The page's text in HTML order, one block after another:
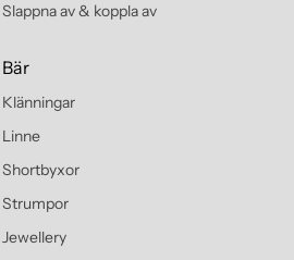
Slappna av & koppla av
Bär
Klänningar
Linne
Shortbyxor
Strumpor
Jewellery